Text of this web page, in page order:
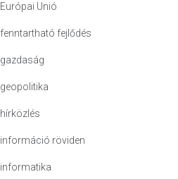
Európai Unió
fenntartható fejlődés
gazdaság
geopolitika
hírközlés
információ röviden
informatika